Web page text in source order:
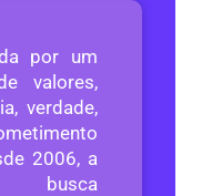
por um
valores,
verdade,
2006, a